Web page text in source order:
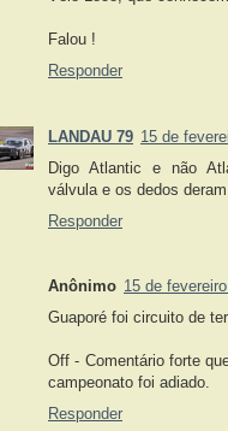
Falou !
Responder
LANDAU 79 15 de
Digo Atlantic e não
válvula e os dedos
Responder
Anônimo 15 de
Guaporé foi circuito de
Off - Comentário forte
campeonato foi adiado.
Responder